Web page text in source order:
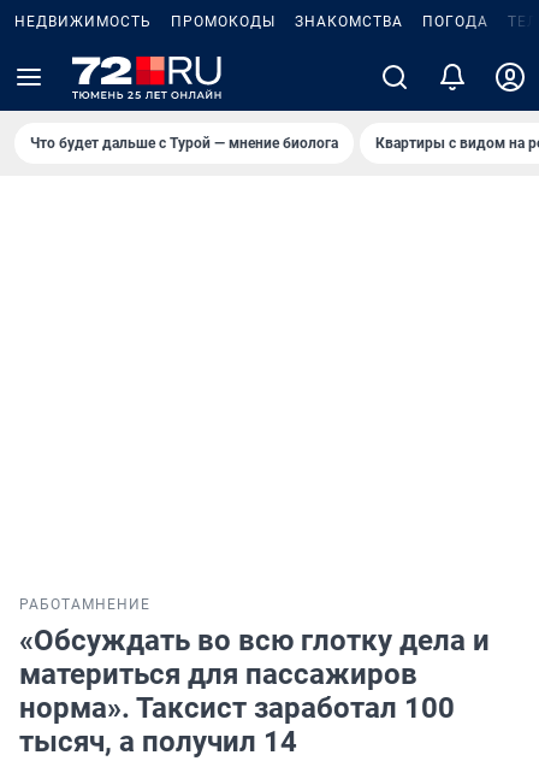
НЕДВИЖИМОСТЬ ПРОМОКОДЫ ЗНАКОМСТВА ПОГОДА
Что будет дальше с Турой — мнение биолога Квартиры с видом на
РАБОТА МНЕНИЕ
«Обсуждать во всю глотку дела и
материться для пассажиров
норма». Таксист заработал 100
тысяч, а получил 14